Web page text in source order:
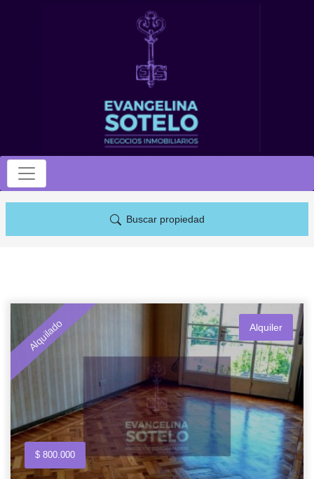
Buscar propiedad
Alquilado Alquiler
$ 800.000